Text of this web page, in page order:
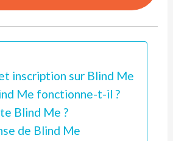
inscription sur Blind Me
Me fonctionne-t-il ?
Blind Me ?
de Blind Me